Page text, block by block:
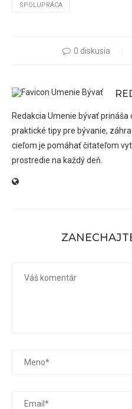
SPOLUPRÁCA
0 diskusia
Redakcia Umenie bývať prináša
praktické tipy pre bývanie,
cieľom je pomáhať čitateľom
prostredie na každý deň.